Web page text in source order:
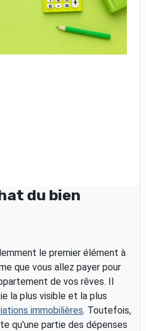
du bien
le premier élément à
que vous allez payer pour
de vos rêves. Il
la plus visible et la plus
immobilières. Toutefois,
qu'une partie des dépenses